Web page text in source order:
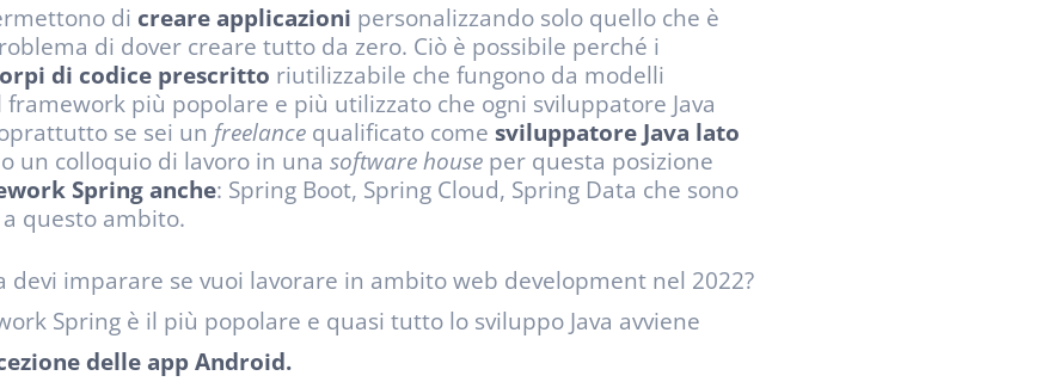
di creare applicazioni personalizzando solo quello che è
di dover creare tutto da zero. Ciò è possibile perché i
di codice prescritto riutilizzabile che fungono da modelli
framework più popolare e più utilizzato che ogni sviluppatore Java
se sei un freelance qualificato come sviluppatore Java lato
un colloquio di lavoro in una software house per questa posizione
Spring anche: Spring Boot, Spring Cloud, Spring Data che sono
questo ambito.
devi imparare se vuoi lavorare in ambito web development nel 2022?
Spring è il più popolare e quasi tutto lo sviluppo Java avviene
delle app Android.